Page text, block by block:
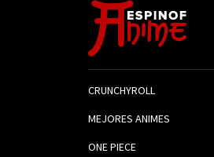
CRUNCHYROLL
MEJORES ANIMES
ONE PIECE